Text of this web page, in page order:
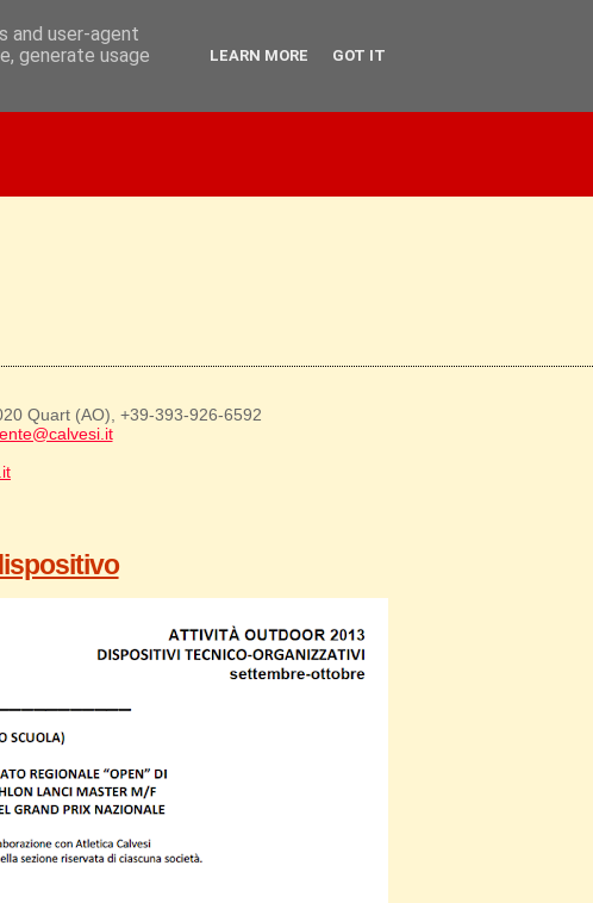
Quart (AO), +39-393-926-6592
and user-agent
generate usage
LEARN MORE GOT IT